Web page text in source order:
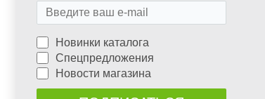
Новинки каталога
Спецпредложения
Новости магазина